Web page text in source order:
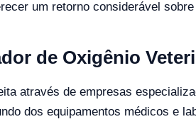
um retorno considerável
de Oxigênio
através de empresas
dos equipamentos médicos e